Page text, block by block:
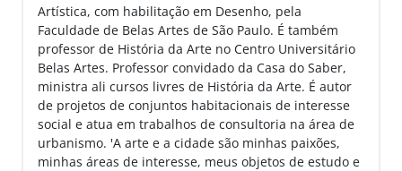
Artística, com habilitação em Desenho, pela
Faculdade de Belas Artes de São Paulo. É também
professor de História da Arte no Centro Universitário
Belas Artes. Professor convidado da Casa do Saber,
ministra ali cursos livres de História da Arte. É autor
de projetos de conjuntos habitacionais de interesse
social e atua em trabalhos de consultoria na área de
urbanismo. 'A arte e a cidade são minhas paixões,
minhas áreas de interesse, meus objetos de estudo e